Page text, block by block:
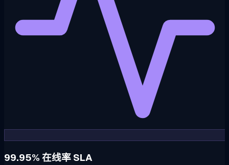
99.95% 在线率 SLA